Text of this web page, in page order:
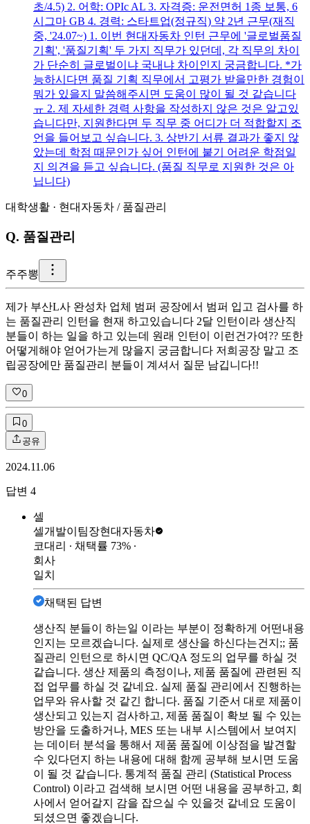
초/4.5) 2. 어학: OPIc AL 3. 자격증: 운전면허 1종 보통, 6
시그마 GB 4. 경력: 스타트업(정규직) 약 2년 근무(재직
중, '24.07~) 1. 이번 현대자동차 인턴 근무에 '글로벌품질
기획', '품질기획' 두 가지 직무가 있던데, 각 직무의 차이
가 단순히 글로벌이냐 국내냐 차이인지 궁금합니다. *가
능하시다면 품질 기획 직무에서 고평가 받을만한 경험이
뭐가 있을지 말씀해주시면 도움이 많이 될 것 같습니다
ㅠ 2. 제 자세한 경력 사항을 작성하지 않은 것은 알고있
습니다만, 지원한다면 두 직무 중 어디가 더 적합할지 조
언을 들어보고 싶습니다. 3. 상반기 서류 결과가 좋지 않
았는데 학점 때문인가 싶어 인턴에 붙기 어려운 학점일
지 의견을 듣고 싶습니다. (품질 직무로 지원한 것은 아
닙니다)
대학생활 · 현대자동차 / 품질관리
Q. 품질관리
주주뽕
제가 부산L사 완성차 업체 범퍼 공장에서 범퍼 입고 검사를 하
는 품질관리 인턴을 현재 하고있습니다 2달 인턴이라 생산직
분들이 하는 일을 하고 있는데 원래 인턴이 이런건가여?? 또한
어떻게해야 얻어가는게 많을지 궁금합니다 저희공장 말고 조
립공장에만 품질관리 분들이 계셔서 질문 남깁니다!!
0
0
공유
2024.11.06
답변 4
셀
셀개발이팀장현대자동차
코대리 ∙ 채택률 73% ∙
회사
일치
채택된 답변
생산직 분들이 하는일 이라는 부분이 정확하게 어떤내용
인지는 모르겠습니다. 실제로 생산을 하신다는건지;; 품
질관리 인턴으로 하시면 QC/QA 정도의 업무를 하실 것
같습니다. 생산 제품의 측정이나, 제품 품질에 관련된 직
접 업무를 하실 것 같네요. 실제 품질 관리에서 진행하는
업무와 유사할 것 같긴 합니다. 품질 기준서 대로 제품이
생산되고 있는지 검사하고, 제품 품질이 확보 될 수 있는
방안을 도출하거나, MES 또는 내부 시스템에서 보여지
는 데이터 분석을 통해서 제품 품질에 이상점을 발견할
수 있다던지 하는 내용에 대해 함께 공부해 보시면 도움
이 될 것 같습니다. 통계적 품질 관리 (Statistical Process
Control) 이라고 검색해 보시면 어떤 내용을 공부하고, 회
사에서 얻어갈지 감을 잡으실 수 있을것 같네요 도움이
되셨으면 좋겠습니다.